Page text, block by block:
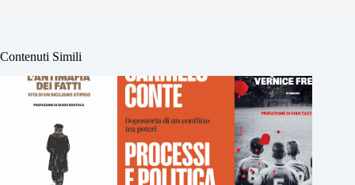
Contenuti Simili